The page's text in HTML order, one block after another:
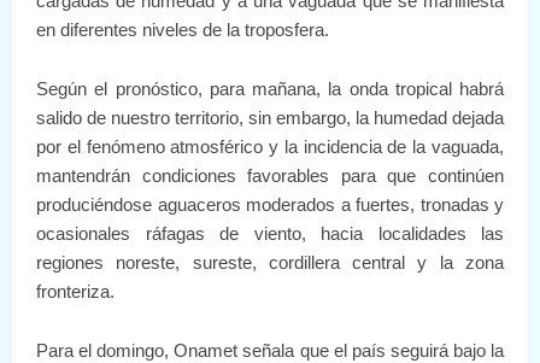
en diferentes niveles de la troposfera.
Según el pronóstico, para mañana, la onda tropical habrá
salido de nuestro territorio, sin embargo, la humedad dejada
por el fenómeno atmosférico y la incidencia de la vaguada,
mantendrán condiciones favorables para que continúen
produciéndose aguaceros moderados a fuertes, tronadas y
ocasionales ráfagas de viento, hacia localidades las
regiones noreste, sureste, cordillera central y la zona
fronteriza.
Para el domingo, Onamet señala que el país seguirá bajo la